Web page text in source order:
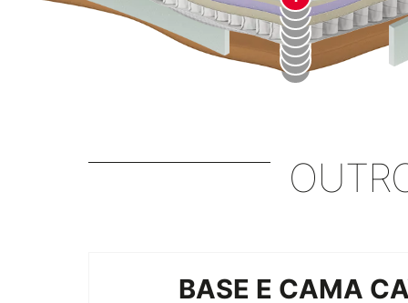
2
3
4
5
6
7
8
9
BASE E CAMA